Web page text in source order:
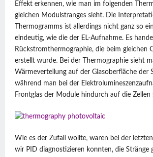
Effekt erkennen, wie man im folgenden
gleichen Modulstranges sieht. Die
Thermogramms ist allerdings nicht ganz so
eindeutig, wie die der EL-Aufnahme. Es
Rückstromthermographie, die beim gleichen
erstellt wurde. Bei der Thermographie sieht
Wärmeverteilung auf der Glasoberfläche der
während man bei der
Frontglas der Module hindurch auf die Zellen
Wie es der Zufall wollte, waren bei der
wir PID diagnostizieren konnten, die Stränge